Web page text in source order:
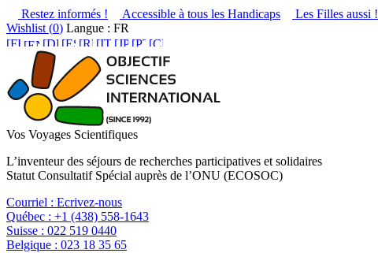
Restez informés ! Accessible à tous les Handicaps Les Filles aussi !
Wishlist (0) Langue : FR
Vos Voyages Scientifiques
L’inventeur des séjours de recherches participatives et solidaires
Statut Consultatif Spécial auprès de l’ONU (ECOSOC)
Courriel : Ecrivez-nous
Québec : +1 (438) 558-1643
Suisse : 022 519 0440
Belgique : 023 18 35 65